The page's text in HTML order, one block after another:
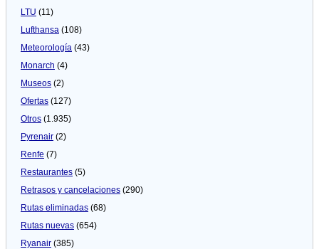
LTU (11)
Lufthansa (108)
Meteorologí­a (43)
Monarch (4)
Museos (2)
Ofertas (127)
Otros (1.935)
Pyrenair (2)
Renfe (7)
Restaurantes (5)
Retrasos y cancelaciones (290)
Rutas eliminadas (68)
Rutas nuevas (654)
Ryanair (385)